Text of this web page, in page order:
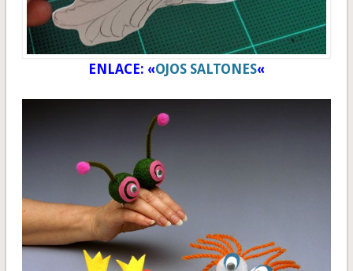
ENLACE: «OJOS SALTONES«